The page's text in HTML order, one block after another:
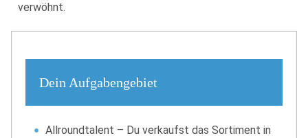
verwöhnt.
Dein Aufgabengebiet
Allroundtalent – Du verkaufst das Sortiment in